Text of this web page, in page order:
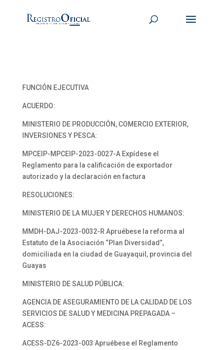
FUNCIÓN EJECUTIVA
ACUERDO:
MINISTERIO DE PRODUCCIÓN, COMERCIO EXTERIOR,
INVERSIONES Y PESCA:
MPCEIP-MPCEIP-2023-0027-A Expídese el
Reglamento para la calificación de exportador
autorizado y la declaración en factura
RESOLUCIONES:
MINISTERIO DE LA MUJER Y DERECHOS HUMANOS:
MMDH-DAJ-2023-0032-R Apruébese la reforma al
Estatuto de la Asociación “Plan Diversidad”,
domiciliada en la ciudad de Guayaquil, provincia del
Guayas
MINISTERIO DE SALUD PÚBLICA:
AGENCIA DE ASEGURAMIENTO DE LA CALIDAD DE LOS
SERVICIOS DE SALUD Y MEDICINA PREPAGADA –
ACESS:
ACESS-DZ6-2023-003 Apruébese el Reglamento